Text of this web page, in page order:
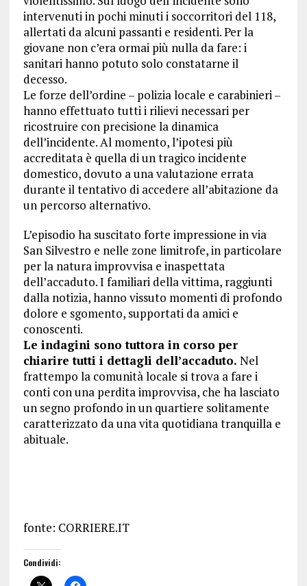
intervenuti in pochi minuti i soccorritori del 118,
allertati da alcuni passanti e residenti. Per la
giovane non c’era ormai più nulla da fare: i
sanitari hanno potuto solo constatarne il
decesso.
Le forze dell’ordine – polizia locale e carabinieri –
hanno effettuato tutti i rilievi necessari per
ricostruire con precisione la dinamica
dell’incidente. Al momento, l’ipotesi più
accreditata è quella di un tragico incidente
domestico, dovuto a una valutazione errata
durante il tentativo di accedere all’abitazione da
un percorso alternativo.
L’episodio ha suscitato forte impressione in via
San Silvestro e nelle zone limitrofe, in particolare
per la natura improvvisa e inaspettata
dell’accaduto. I familiari della vittima, raggiunti
dalla notizia, hanno vissuto momenti di profondo
dolore e sgomento, supportati da amici e
conoscenti.
Le indagini sono tuttora in corso per
chiarire tutti i dettagli dell’accaduto. Nel
frattempo la comunità locale si trova a fare i
conti con una perdita improvvisa, che ha lasciato
un segno profondo in un quartiere solitamente
caratterizzato da una vita quotidiana tranquilla e
abituale.
fonte: CORRIERE.IT
Condividi: